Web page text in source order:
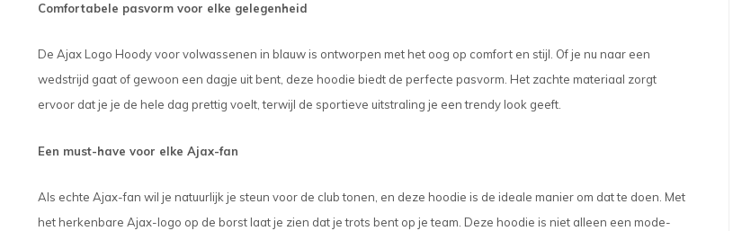
Comfortabele pasvorm voor elke gelegenheid
De Ajax Logo Hoody voor volwassenen in blauw is ontworpen met het oog op comfort en stijl. Of je nu naar een
wedstrijd gaat of gewoon een dagje uit bent, deze hoodie biedt de perfecte pasvorm. Het zachte materiaal zorgt
ervoor dat je je de hele dag prettig voelt, terwijl de sportieve uitstraling je een trendy look geeft.
Een must-have voor elke Ajax-fan
Als echte Ajax-fan wil je natuurlijk je steun voor de club tonen, en deze hoodie is de ideale manier om dat te doen. Met
het herkenbare Ajax-logo op de borst laat je zien dat je trots bent op je team. Deze hoodie is niet alleen een mode-